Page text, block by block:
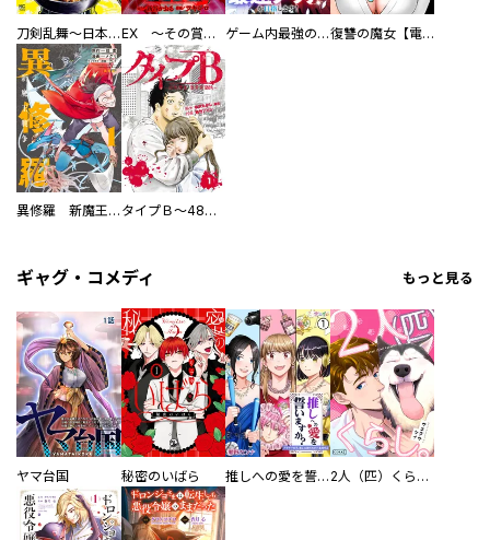
刀剣乱舞～日本号つれづれ酒～ EX ～その賞金稼ぎは、世界の出口を探す～【単行本版】 ゲーム内最強の『裏ボス』に転生したので、主人公の代わりに最速クリアを目指します！【電子単行本版】 復讐の魔女【電子単行本版】
異修羅 新魔王戦争 タイプＢ～48時間後、致死率100％～【単話】
ギャグ・コメディ もっと見る
ヤマ台国 秘密のいばら 推しへの愛を誓いますか？～アラサー女子、推しは逃げぬが人生逃げる～ 2人（匹）くらし。